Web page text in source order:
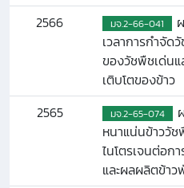
2566 มจ.2-66-041
เวลาการกำจั
ของวัชพืชเด่นแ
เติบโตของข้าว
2565 มจ.2-65-074
หนาแน่นข้าววัช
ไนโตรเจนต่อก
และผลผลิตข้า